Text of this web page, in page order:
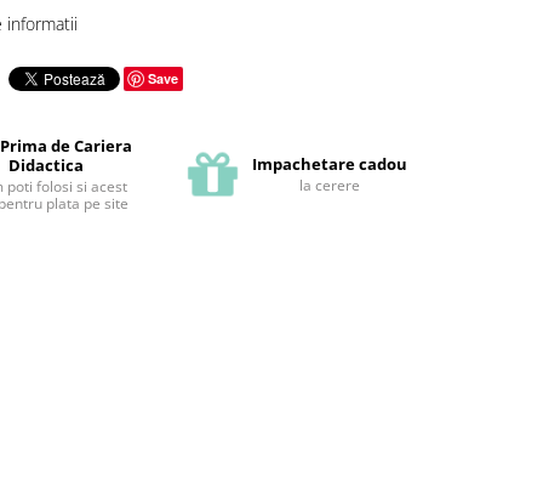
informatii
Save
de Cariera
Didactica
poti folosi si acest
plata pe site
Impachetare cadou
la cerere